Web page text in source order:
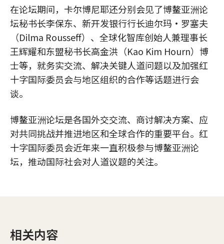
在论坛期间，卡尔博尼耶还分别会见了博鳌亚洲论
坛秘书长李保东、新开发银行行长迪尔玛·罗塞夫
（Dilma Rousseff）、全球化智库创始人兼理事长
王辉耀和东盟秘书长高金洪（Kao Kim Hourn）博
士等，就务实交流、解决关键人道问题以及加强红
十字国际委员会与地区组织的合作等话题进行会
谈。
博鳌亚洲论坛是各国外交交流、商讨解决方案、应
对共同挑战并推进地区和全球合作的重要平台。红
十字国际委员会近年来一直积极参与博鳌亚洲论
坛，推动国际社会对人道议题的关注。
相关内容